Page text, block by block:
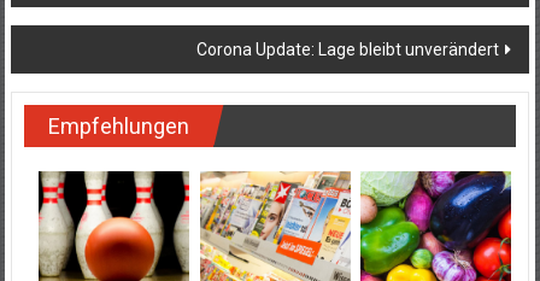
Corona Update: Lage bleibt unverändert
Empfehlungen